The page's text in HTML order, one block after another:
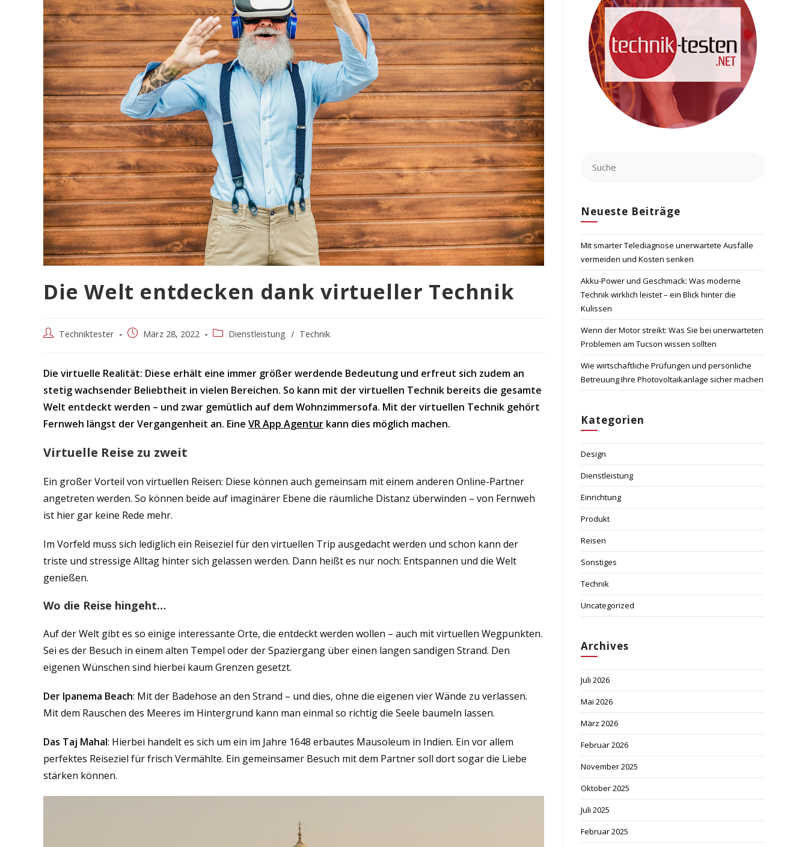
Die Welt entdecken dank virtueller Technik
Beitrags-Techniktester
BeitragMärz 28, 2022
Beitrags-Dienstleistung / Technik
Die virtuelle Realität: Diese erhält eine immer größer werdende Bedeutung und erfreut sich zudem an
stetig wachsender Beliebtheit in vielen Bereichen. So kann mit der virtuellen Technik bereits die gesamte
Welt entdeckt werden – und zwar gemütlich auf dem Wohnzimmersofa. Mit der virtuellen Technik gehört
Fernweh längst der Vergangenheit an. Eine VR App Agentur kann dies möglich machen.
Virtuelle Reise zu zweit
Ein großer Vorteil von virtuellen Reisen: Diese können auch gemeinsam mit einem anderen Online-Partner
angetreten werden. So können beide auf imaginärer Ebene die räumliche Distanz überwinden – von Fernweh
ist hier gar keine Rede mehr.
Im Vorfeld muss sich lediglich ein Reiseziel für den virtuellen Trip ausgedacht werden und schon kann der
triste und stressige Alltag hinter sich gelassen werden. Dann heißt es nur noch: Entspannen und die Welt
genießen.
Wo die Reise hingeht…
Auf der Welt gibt es so einige interessante Orte, die entdeckt werden wollen – auch mit virtuellen Wegpunkten.
Sei es der Besuch in einem alten Tempel oder der Spaziergang über einen langen sandigen Strand. Den
eigenen Wünschen sind hierbei kaum Grenzen gesetzt.
Der Ipanema Beach: Mit der Badehose an den Strand – und dies, ohne die eigenen vier Wände zu verlassen.
Mit dem Rauschen des Meeres im Hintergrund kann man einmal so richtig die Seele baumeln lassen.
Das Taj Mahal: Hierbei handelt es sich um ein im Jahre 1648 erbautes Mausoleum in Indien. Ein vor allem
perfektes Reiseziel für frisch Vermählte. Ein gemeinsamer Besuch mit dem Partner soll dort sogar die Liebe
stärken können.
Neueste Beiträge
Mit smarter Telediagnose unerwartete Ausfälle
vermeiden und Kosten senken
Akku-Power und Geschmack: Was moderne
Technik wirklich leistet – ein Blick hinter die
Kulissen
Wenn der Motor streikt: Was Sie bei unerwarteten
Problemen am Tucson wissen sollten
Wie wirtschaftliche Prüfungen und persönliche
Betreuung Ihre Photovoltaikanlage sicher machen
Kategorien
Design
Dienstleistung
Einrichtung
Produkt
Reisen
Sonstiges
Technik
Uncategorized
Archives
Juli 2026
Mai 2026
März 2026
Februar 2026
November 2025
Oktober 2025
Juli 2025
Februar 2025